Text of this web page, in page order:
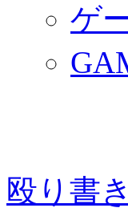
ゲ
殴り書き